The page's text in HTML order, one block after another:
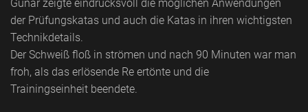
Gunar zeigte eindrucksvoll die möglichen Anwendungen
der Prüfungskatas und auch die Katas in ihren wichtigsten
Technikdetails.
Der Schweiß floß in strömen und nach 90 Minuten war man
froh, als das erlösende Re ertönte und die
Trainingseinheit beendete.